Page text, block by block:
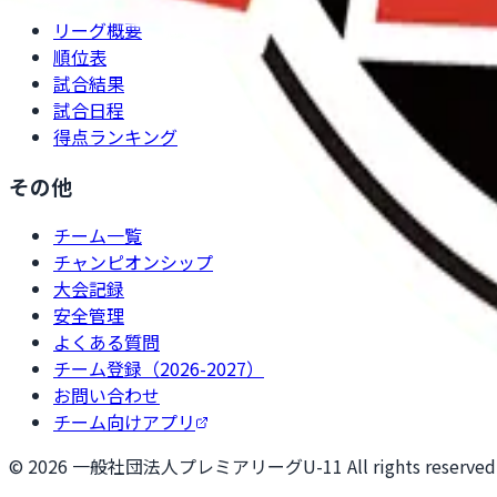
リーグ概要
順位表
試合結果
試合日程
得点ランキング
その他
チーム一覧
チャンピオンシップ
大会記録
安全管理
よくある質問
チーム登録（2026-2027）
お問い合わせ
チーム向けアプリ
© 2026 一般社団法人プレミアリーグU-11 All rights